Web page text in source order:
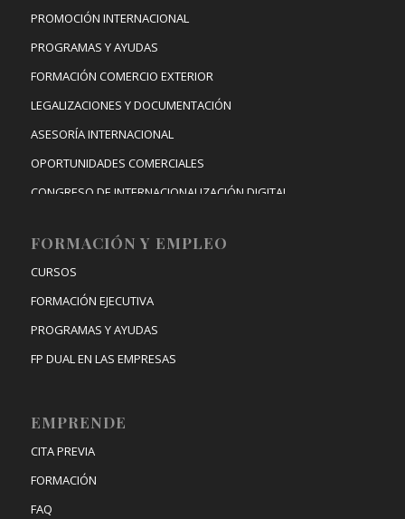
PROMOCIÓN INTERNACIONAL
PROGRAMAS Y AYUDAS
FORMACIÓN COMERCIO EXTERIOR
LEGALIZACIONES Y DOCUMENTACIÓN
ASESORÍA INTERNACIONAL
OPORTUNIDADES COMERCIALES
CONGRESO DE INTERNACIONALIZACIÓN DIGITAL
FORMACIÓN Y EMPLEO
CURSOS
FORMACIÓN EJECUTIVA
PROGRAMAS Y AYUDAS
FP DUAL EN LAS EMPRESAS
EMPRENDE
CITA PREVIA
FORMACIÓN
FAQ